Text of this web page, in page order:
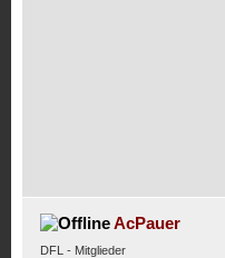
AcPauer
DFL - Mitglieder